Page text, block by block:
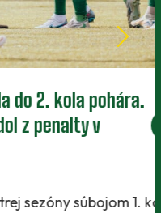
kola pohára.
v
súbojom 1. kola